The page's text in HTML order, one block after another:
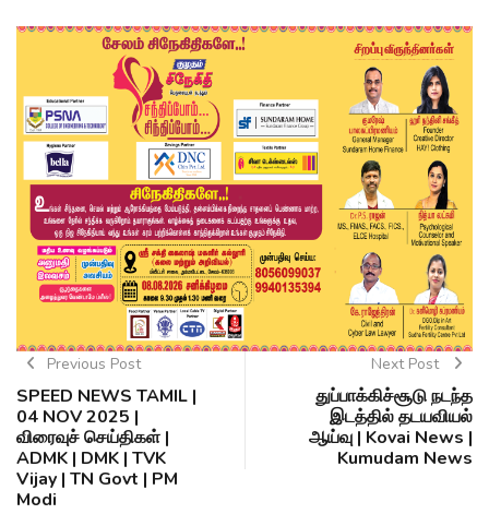
Previous Post
SPEED NEWS TAMIL |
04 NOV 2025 |
விரைவுச் செய்திகள் |
ADMK | DMK | TVK
Vijay | TN Govt | PM
Modi
Next Post
துப்பாக்கிச்சூடு நடந்த
இடத்தில் தடயவியல்
ஆய்வு | Kovai News |
Kumudam News